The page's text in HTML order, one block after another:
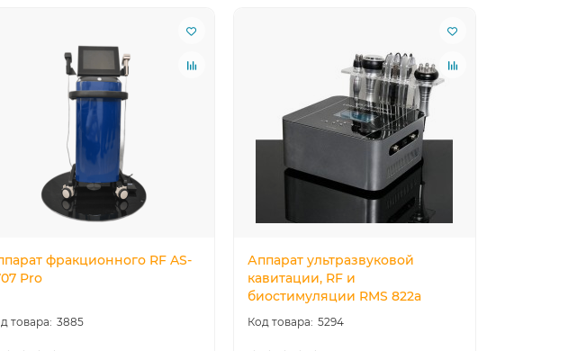
фракционного RF AS-
Pro
3885
Аппарат ультразвуковой
кавитации, RF и
биостимуляции RMS 822a
5294